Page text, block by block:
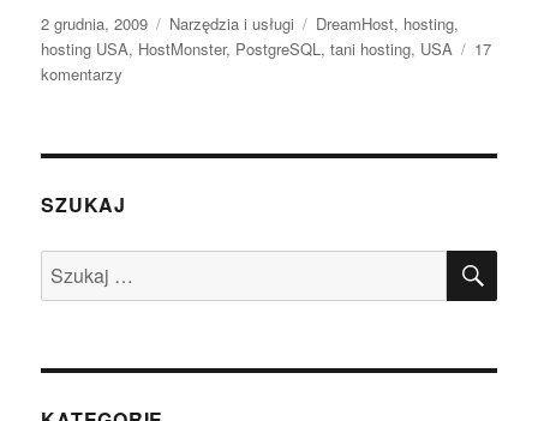
Data
publikacji
2 grudnia, 2009 Kategorie
Narzędzia i usługi Tagi
DreamHost, hosting,
hosting USA, HostMonster, PostgreSQL,tani hosting, USA
17
komentarzy
hosting
USA
HostMonster
SZUKAJ
Szukaj: